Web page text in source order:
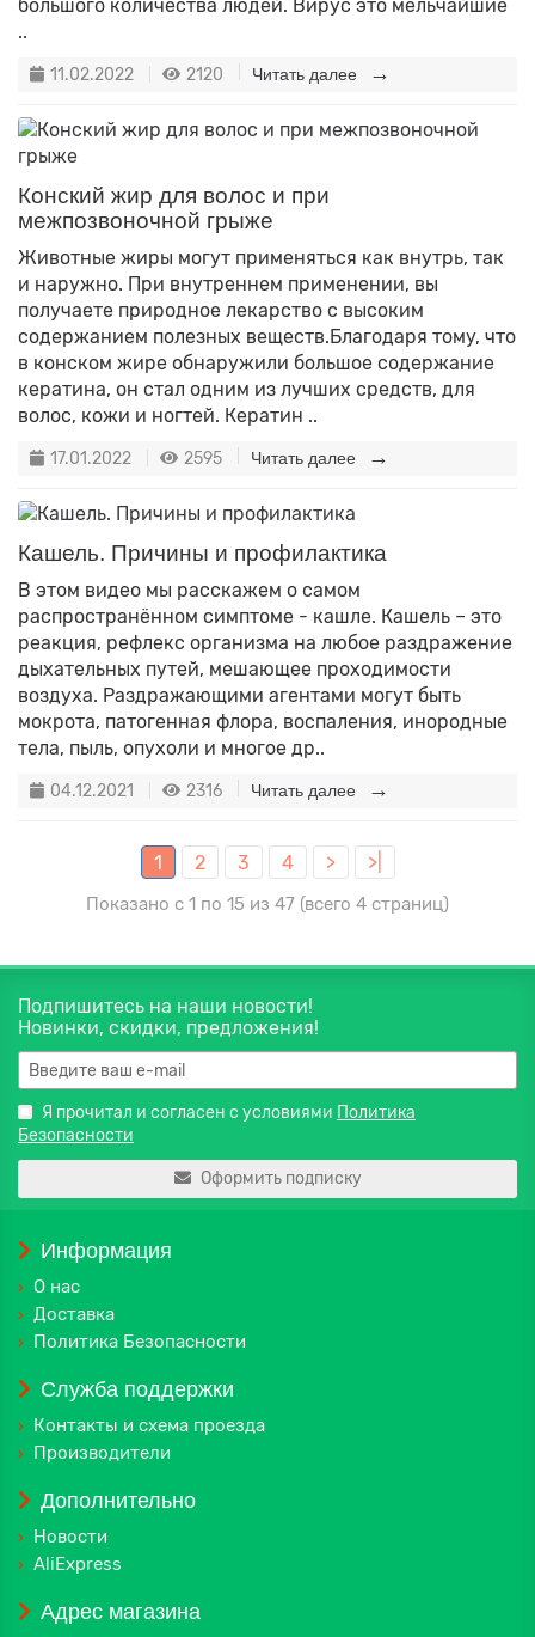
большого количества людей. Вирус это мельчайшие
..
11.02.2022 2120 Читать далее
Конский жир для волос и при
межпозвоночной грыже
Животные жиры могут применяться как внутрь, так
и наружно. При внутреннем применении, вы
получаете природное лекарство с высоким
содержанием полезных веществ.Благодаря тому, что
в конском жире обнаружили большое содержание
кератина, он стал одним из лучших средств, для
волос, кожи и ногтей. Кератин ..
17.01.2022 2595 Читать далее
Кашель. Причины и профилактика
В этом видео мы расскажем о самом
распространённом симптоме - кашле. Кашель – это
реакция, рефлекс организма на любое раздражение
дыхательных путей, мешающее проходимости
воздуха. Раздражающими агентами могут быть
мокрота, патогенная флора, воспаления, инородные
тела, пыль, опухоли и многое др..
04.12.2021 2316 Читать далее
1 2 3 4 > >|
Показано с 1 по 15 из 47 (всего 4 страниц)
Подпишитесь на наши новости!
Новинки, скидки, предложения!
Я прочитал и согласен с условиями Политика
Безопасности
Оформить подписку
Информация
О нас
Доставка
Политика Безопасности
Служба поддержки
Контакты и схема проезда
Производители
Дополнительно
Новости
AliExpress
Адрес магазина